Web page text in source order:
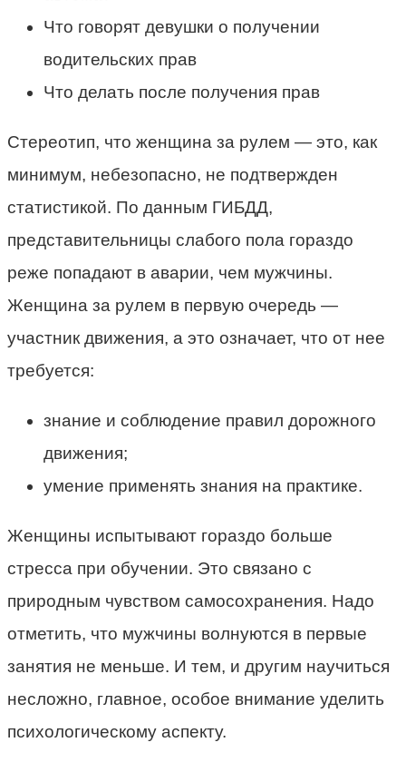
Что говорят девушки о получении
водительских прав
Что делать после получения прав
Стереотип, что женщина за рулем — это, как
минимум, небезопасно, не подтвержден
статистикой. По данным ГИБДД,
представительницы слабого пола гораздо
реже попадают в аварии, чем мужчины.
Женщина за рулем в первую очередь —
участник движения, а это означает, что от нее
требуется:
знание и соблюдение правил дорожного
движения;
умение применять знания на практике.
Женщины испытывают гораздо больше
стресса при обучении. Это связано с
природным чувством самосохранения. Надо
отметить, что мужчины волнуются в первые
занятия не меньше. И тем, и другим научиться
несложно, главное, особое внимание уделить
психологическому аспекту.